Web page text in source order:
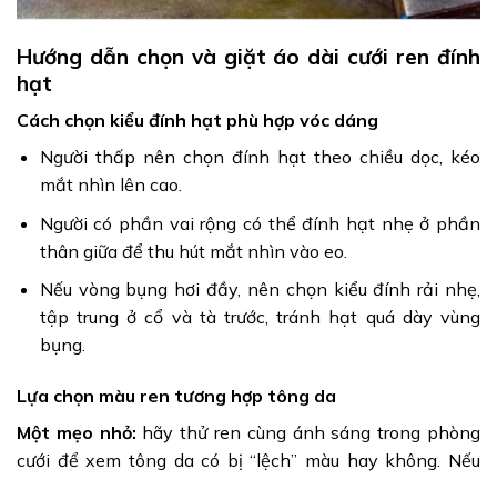
Hướng dẫn chọn và giặt áo dài cưới ren đính
hạt
Cách chọn kiểu đính hạt phù hợp vóc dáng
Người thấp nên chọn đính hạt theo chiều dọc, kéo
mắt nhìn lên cao.
Người có phần vai rộng có thể đính hạt nhẹ ở phần
thân giữa để thu hút mắt nhìn vào eo.
Nếu vòng bụng hơi đầy, nên chọn kiểu đính rải nhẹ,
tập trung ở cổ và tà trước, tránh hạt quá dày vùng
bụng.
Lựa chọn màu ren tương hợp tông da
Một mẹo nhỏ: hãy thử ren cùng ánh sáng trong phòng
cưới để xem tông da có bị “lệch” màu hay không. Nếu